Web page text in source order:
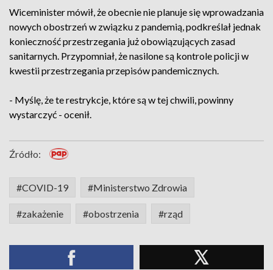
Wiceminister mówił, że obecnie nie planuje się wprowadzania
nowych obostrzeń w związku z pandemią, podkreślał jednak
konieczność przestrzegania już obowiązujących zasad
sanitarnych. Przypomniał, że nasilone są kontrole policji w
kwestii przestrzegania przepisów pandemicznych.
- Myślę, że te restrykcje, które są w tej chwili, powinny
wystarczyć - ocenił.
Źródło:
#COVID-19 #Ministerstwo Zdrowia
#zakażenie #obostrzenia #rząd